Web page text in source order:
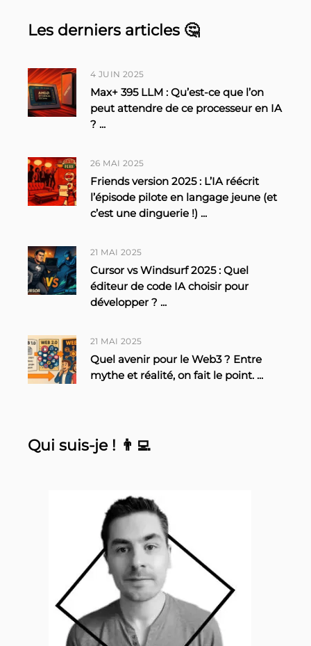
Les derniers articles 🤔
4 JUIN 2025
Max+ 395 LLM : Qu’est-ce que l’on
peut attendre de ce processeur en IA
? ...
26 MAI 2025
Friends version 2025 : L’IA réécrit
l’épisode pilote en langage jeune (et
c’est une dinguerie !) ...
21 MAI 2025
Cursor vs Windsurf 2025 : Quel
éditeur de code IA choisir pour
développer ? ...
21 MAI 2025
Quel avenir pour le Web3 ? Entre
mythe et réalité, on fait le point. ...
Qui suis-je ! 👨‍💻